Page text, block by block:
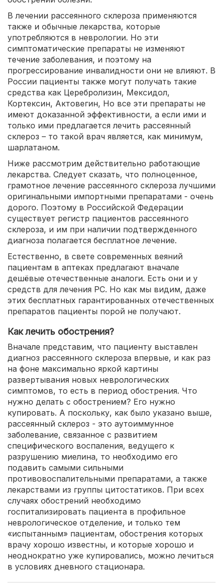
В лечении рассеянного склероза применяются
также и обычные лекарства, которые
употребляются в неврологии. Но эти
симптоматические препараты не изменяют
течение заболевания, и поэтому на
прогрессирование инвалидности они не влияют. В
России пациенты также могут получать такие
средства как Церебролизин, Мексидол,
Кортексин, Актовегин, Но все эти препараты не
имеют доказанной эффективности, а если ими и
только ими предлагается лечить рассеянный
склероз – то такой врач является, как минимум,
шарлатаном.
Ниже рассмотрим действительно работающие
лекарства. Следует сказать, что полноценное,
грамотное лечение рассеянного склероза лучшими
оригинальными импортными препаратами - очень
дорого. Поэтому в Российской Федерации
существует регистр пациентов рассеянного
склероза, и им при наличии подтвержденного
диагноза полагается бесплатное лечение.
Естественно, в свете современных веяний
пациентам в аптеках предлагают вначале
дешёвые отечественные аналоги. Есть они и у
средств для лечения РС. Но как мы видим, даже
этих бесплатных гарантированных отечественных
препаратов пациенты порой не получают.
Как лечить обострения?
Вначале представим, что пациенту выставлен
диагноз рассеянного склероза впервые, и как раз
на фоне максимально яркой картины
развертывания новых неврологических
симптомов, то есть в период обострения. Что
нужно делать с обострением? Его нужно
купировать. А поскольку, как было указано выше,
рассеянный склероз - это аутоиммунное
заболевание, связанное с развитием
специфического воспаления, ведущего к
разрушению миелина, то необходимо его
подавить самыми сильными
противовоспалительными препаратами, а также
лекарствами из группы цитостатиков. При всех
случаях обострений необходимо
госпитализировать пациента в профильное
неврологическое отделение, и только тем
«испытанным» пациентам, обострения которых
врачу хорошо известны, и которые хорошо и
неоднократно уже купировались, можно лечиться
в условиях дневного стационара.